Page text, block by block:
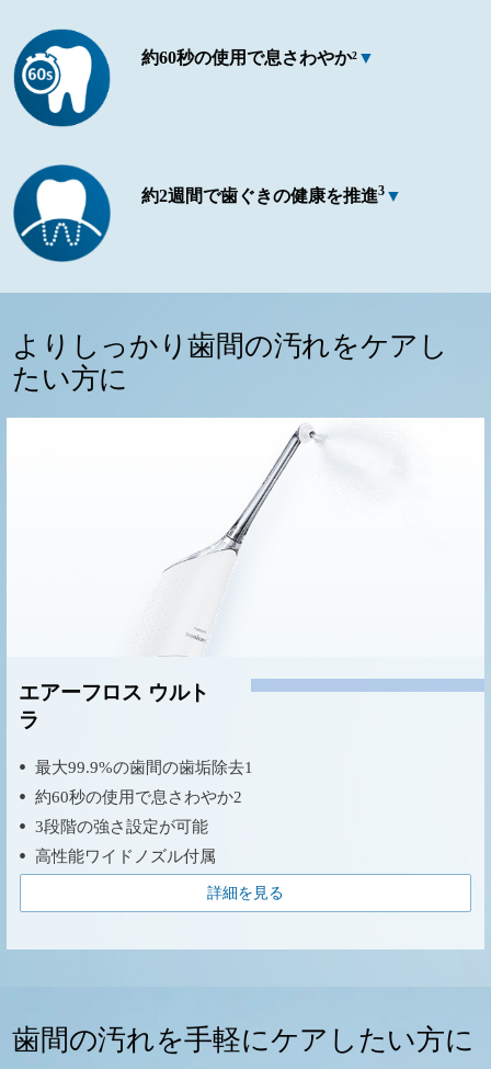
約60秒の使用で息さわやか²▼
約2週間で歯ぐきの健康を推進3▼
よりしっかり歯間の汚れをケアし
たい方に
エアーフロス ウルト
ラ
最大99.9%の歯間の歯垢除去1
約60秒の使用で息さわやか2
3段階の強さ設定が可能
高性能ワイドノズル付属
詳細を見る
歯間の汚れを手軽にケアしたい方に